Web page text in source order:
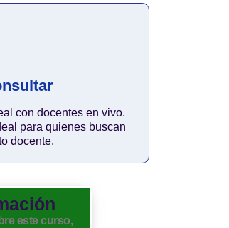
con docentes en vivo.
para quienes buscan
docente.
este curso,